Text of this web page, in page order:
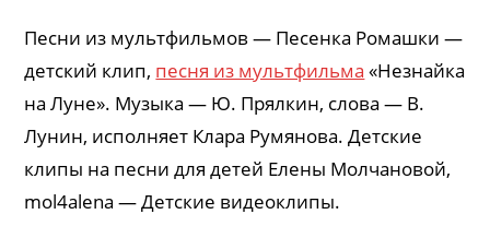
Песни из мультфильмов — Песенка Ромашки —
детский клип, песня из мультфильма «Незнайка
на Луне». Музыка — Ю. Прялкин, слова — В.
Лунин, исполняет Клара Румянова. Детские
клипы на песни для детей Елены Молчановой,
mol4alena — Детские видеоклипы.